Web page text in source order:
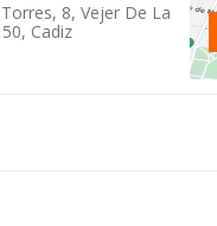
8, Vejer De La
Cadiz